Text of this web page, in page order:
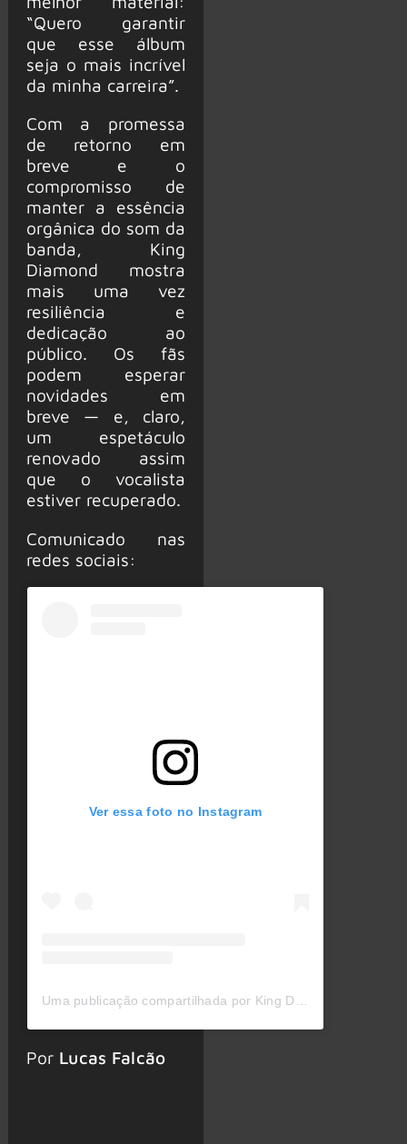
“Quero garantir
que esse álbum
seja o mais incrível
da minha carreira”.
Com a promessa
de retorno em
breve e o
compromisso de
manter a essência
orgânica do som da
banda, King
Diamond mostra
mais uma vez
resiliência e
dedicação ao
público. Os fãs
podem esperar
novidades em
breve — e, claro,
um espetáculo
renovado assim
que o vocalista
estiver recuperado.
Comunicado nas
redes sociais:
Ver essa foto no Instagram
Por Lucas Falcão